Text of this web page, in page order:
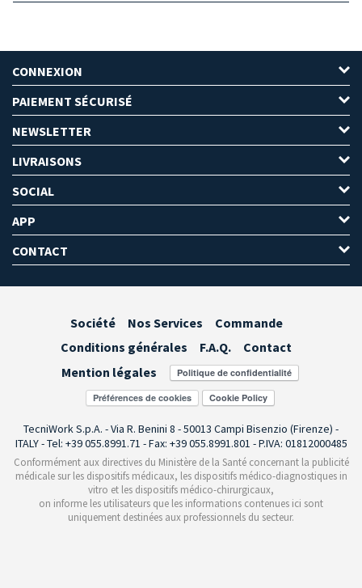
CONNEXION
PAIEMENT SÉCURISÉ
NEWSLETTER
LIVRAISONS
SOCIAL
APP
CONTACT
Société Nos Services
Commande
Conditions générales
F.A.Q.
Contact
Mention légales
Préférences de cookies
TecniWork S.p.A. - Via R. Benini 8 - 50013 Campi Bisenzio (Firenze) -
ITALY - Tel: +39 055.8991.71 - Fax: +39 055.8991.801 - P.IVA: 01812000485
Conformément aux directives du Ministère de la Santé concernant la publicité
médicale sur les dispositifs médicaux, les dispositifs médico-diagnostiques in
vitro et les dispositifs médico-chirurgicaux,
on informe les utilisateurs que les informations contenues ici sont
uniquement destinées aux professionnels du secteur.